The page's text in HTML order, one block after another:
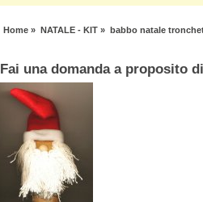
Home» NATALE - KIT» babbo natale
Fai una domanda a proposito